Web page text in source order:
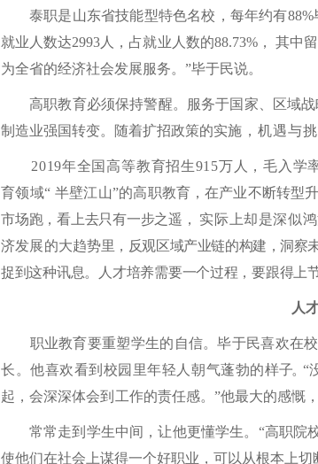
泰职是山东省技能型特色名校，每年约有
就业人数达2993人，占就业人数的88.73%， 其中
为全省的经济社会发展服务。”毕于民说。
高职教育必须保持警醒。服务于国家、区域
制造业强国转变。随着扩招政策的实施，机遇与
2019年全国高等教育招生915万人，毛入
育领域“ 半壁江山”的高职教育，在产业不断转型
市场跑，看上去只有一步之遥，
实际上却是深似
济发展的大趋势里，反观区域产业链的构建，洞察
捉到这种讯息。人才培养需要一个过程，要跟得上
人
职业教育要重塑学生的自信。毕于民喜欢在
长。他喜欢看到校园里年轻人朝气蓬勃的样子。“
起，会深深体会到工作的责任感。 ”他最大的感慨
常常走到学生中间，让他更懂学生。 “高职院
使他们在社会上谋得一个好职业，可以从根本上切